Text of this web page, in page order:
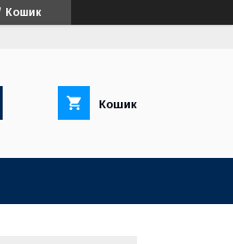
Кошик
Кошик